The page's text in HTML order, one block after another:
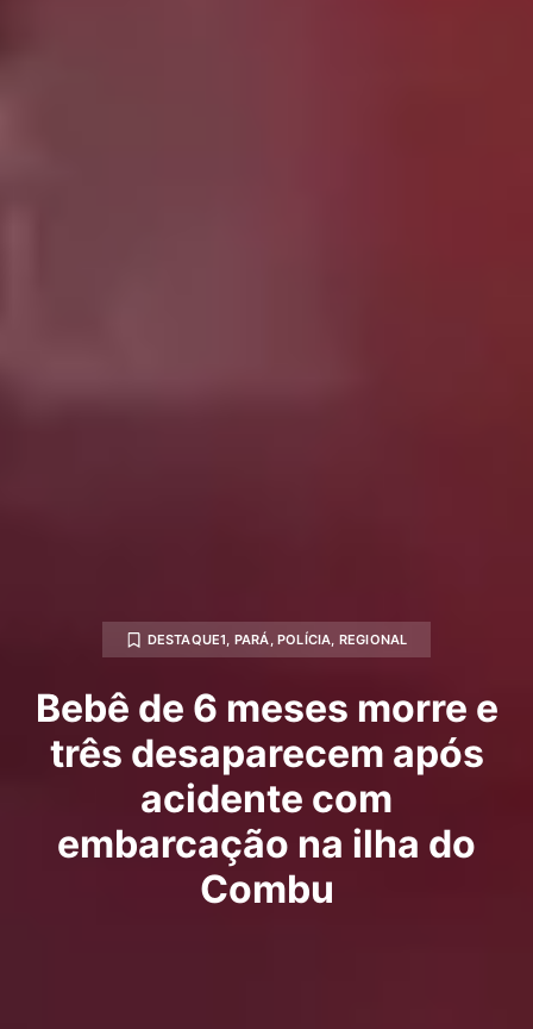
DESTAQUE1, PARÁ, POLÍCIA, REGIONAL
Bebê de 6 meses morre e
três desaparecem após
acidente com
embarcação na ilha do
Combu